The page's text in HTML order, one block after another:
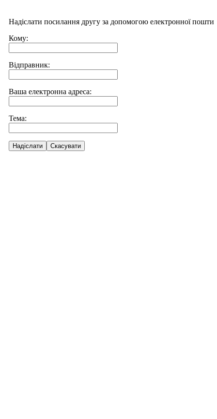
Надіслати посилання другу за допомогою електронної пошти
Кому:
Відправник:
Ваша електронна адреса:
Тема:
Надіслати Скасувати